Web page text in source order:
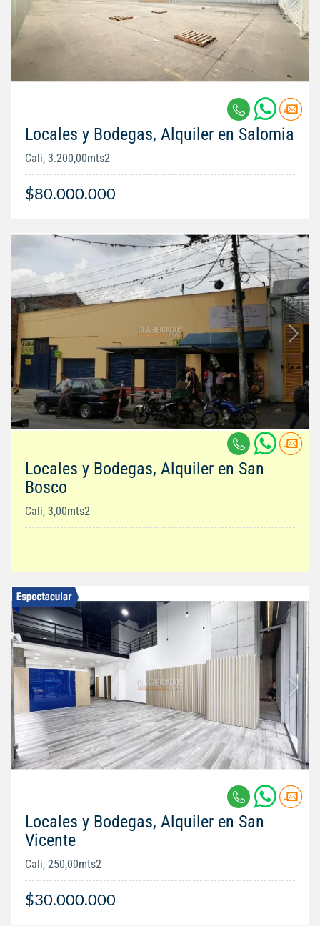
Locales y Bodegas, Alquiler en Salomia
Cali, 3.200,00mts2
$80.000.000
Locales y Bodegas, Alquiler en San
Bosco
Cali, 3,00mts2
Locales y Bodegas, Alquiler en San
Vicente
Cali, 250,00mts2
$30.000.000